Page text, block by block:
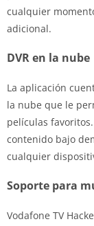
cualquier
adicional.
DVR en la nube
La aplicación
la nube que le
películas
contenido bajo
cualquier
Soporte para
Vodafone TV